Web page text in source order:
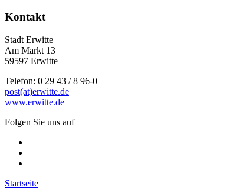
Kontakt
Stadt Erwitte
Am Markt 13
59597 Erwitte
Telefon: 0 29 43 / 8 96-0
post(at)erwitte.de
www.erwitte.de
Folgen Sie uns auf
Startseite